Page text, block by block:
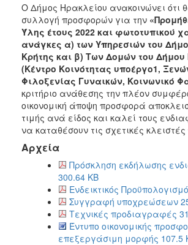
Ο Δήμος Ηρακλείου ανακοινώνει ότι
συλλογή προσφορών για την
Ύλης έτους 2022 και φωτοτυπικού
ανάγκες α) των Υπηρεσιών του
Κρήτης και β) Των Δομών του Δήμου
(Κέντρο Κοινότητας υποέργο1,
Φιλοξενίας Γυναικών, Κοινωνικό
κριτήριο ανάθεσης την πλέον
οικονομική άποψη προσφορά
τιμής ανά είδος και καλεί τους
να καταθέσουν τις σχετικές
Αρχεία
Πρόσκληση εκδήλωσης
300.64 KB
Ενδεικτικός
Συγγραφή υποχρεώσεων
Τεχνικές προδιαγραφές
Έντυπο οικονομικής
επεξεργάσιμη μορφής 107.5